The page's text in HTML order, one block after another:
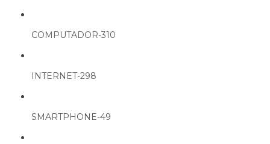
COMPUTADOR-310
INTERNET-298
SMARTPHONE-49